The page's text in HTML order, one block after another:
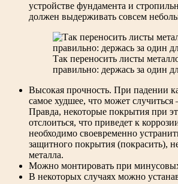
устройстве фундамента и
должен выдерживать совсем
Так переносить листы
правильно: держась за один
Высокая прочность. При падении
самое худшее, что может
Правда, некоторые покрытия при
отслоиться, что приведет к
необходимо своевременно
защитного покрытия (покрасить),
металла.
Можно монтировать при
В некоторых случаях можно